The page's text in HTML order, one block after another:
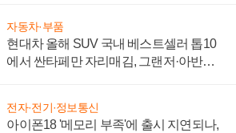
자동차·부품
현대차 올해 SUV 국내 베스트셀러 톱10
에서 싼타페만 자리매김, 그랜저·아반떼
전자·전기·정보통신
아이폰18 '메모리 부족'에 출시 지연되나,